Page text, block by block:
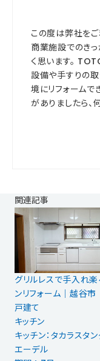
この度は弊社をご
商業施設でのき
く思います。
設備や手すりの
境にリフォームで
がありましたら、
関連記事
グリルレスで手入れ楽
ンリフォーム｜越谷市
戸建て
キッチン
キッチン：タカラスタ
エーデル